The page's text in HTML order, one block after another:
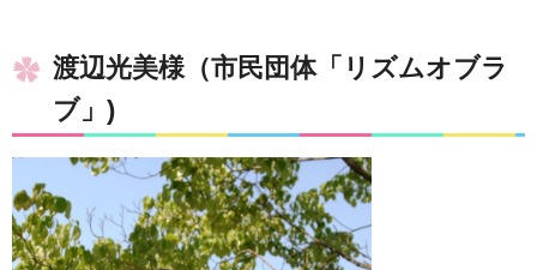
渡辺光美様（市民団体「リズムオブラ
ブ」)